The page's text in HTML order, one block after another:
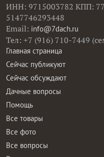
ИНН: 9715003782 КПП:
5147746293448
Email: info@7dach.ru
Тел: +7 (916) 710-7449
Главная страница
Сейчас публикуют
Сейчас обсуждают
Дачные вопросы
Помощь
Все товары
Все фото
Все вопросы